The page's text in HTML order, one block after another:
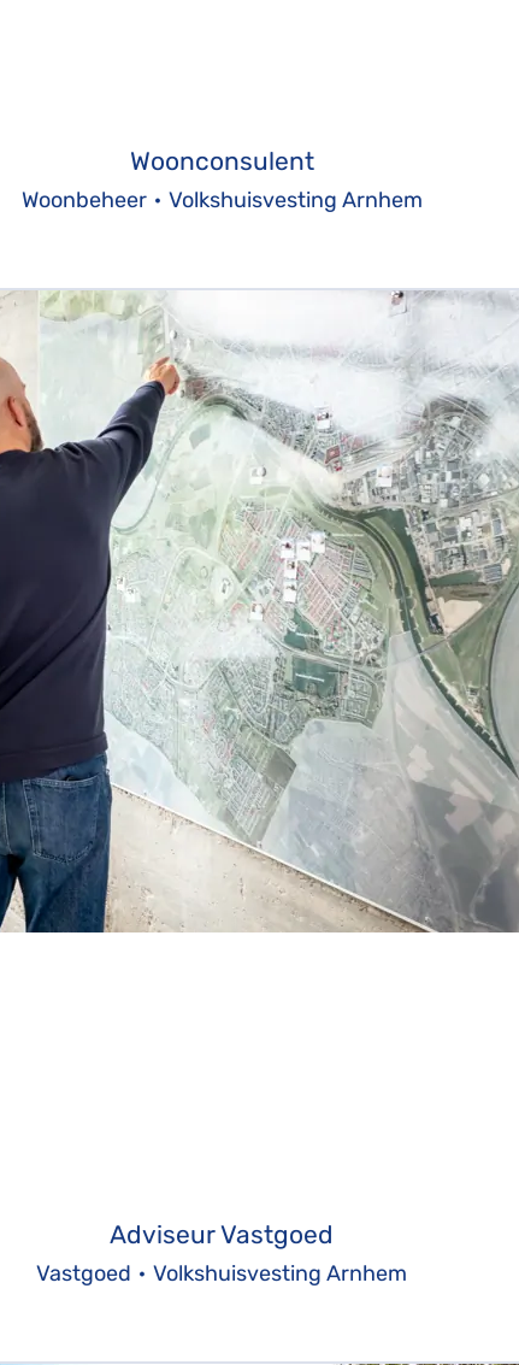
Woonconsulent
Woonbeheer · Volkshuisvesting Arnhem
Adviseur Vastgoed
Vastgoed · Volkshuisvesting Arnhem